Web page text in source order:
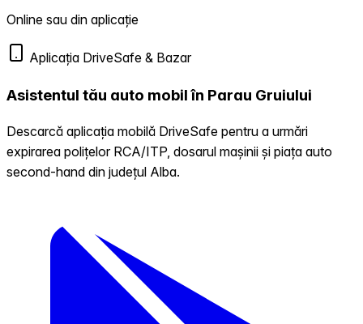
Online sau din aplicație
Aplicația DriveSafe & Bazar
Asistentul tău auto mobil în Parau Gruiului
Descarcă aplicația mobilă DriveSafe pentru a urmări
expirarea polițelor RCA/ITP, dosarul mașinii și piața auto
second-hand din județul Alba.